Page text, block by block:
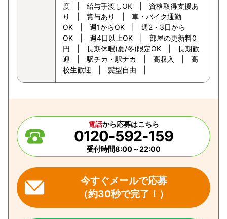
度 | 給与手渡しOK | 資格取得支援あ
り | 賞与あり | 車・バイク通勤
OK | 週1からOK | 週2・3日から
OK | 週4日以上OK | 部屋の更新料0
円 | 長期休暇(夏/冬)限定OK | 長期歓
迎 | 駅チカ・駅ナカ | 高収入 | 高
校生歓迎 | 髪型自由 |
電話から応募はこちら
0120-592-159
受付時間8:00～22:00
今すぐメールで応募
（約30秒で完了！）